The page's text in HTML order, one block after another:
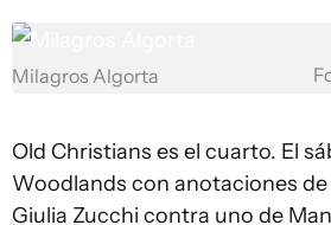
Milagros Algorta
Old Christians es el cuarto. El
Woodlands con anotaciones de
Giulia Zucchi contra uno de